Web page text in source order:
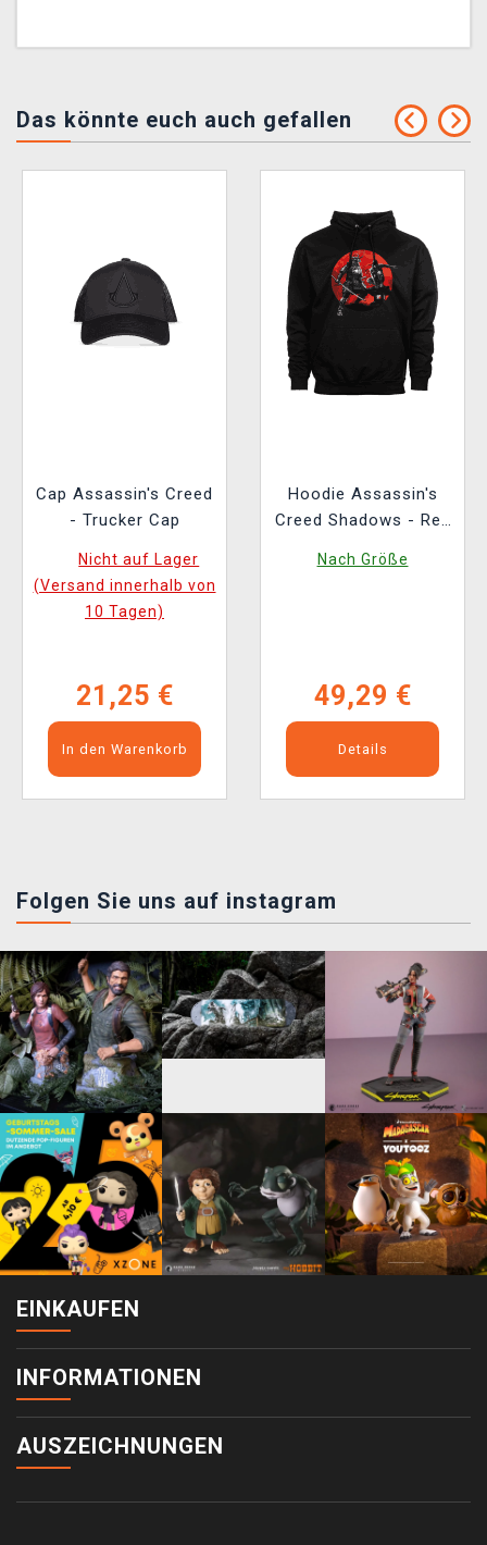
Das könnte euch auch gefallen
Cap Assassin's Creed
- Trucker Cap
Nicht auf Lager
(Versand innerhalb von
10 Tagen)
21,25 €
In den Warenkorb
Hoodie Assassin's
Creed Shadows - Red
Nach Größe
49,29 €
Details
Folgen Sie uns auf instagram
EINKAUFEN
INFORMATIONEN
AUSZEICHNUNGEN